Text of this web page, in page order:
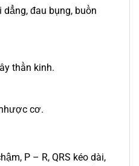
đau bụng, buồn
thần kinh.
cơ.
P – R, QRS kéo dài,